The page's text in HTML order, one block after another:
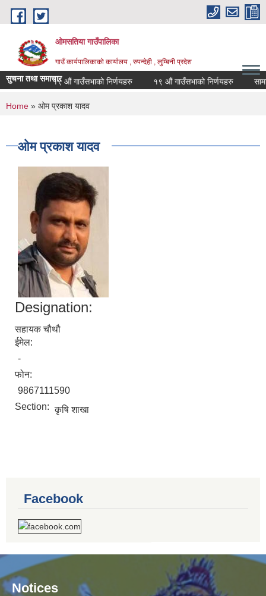
Skip to main content
ओमसतिया गाउँपालिका
गाउँ कार्यपालिकाको कार्यालय , रुपन्देही , लुम्बिनी प्रदेश
सुचना तथा समाचार
सूचना १९ औं गाउँसभाको निर्णयहरु १९ औं गाउँसभाको निर्णयहरु
You are here
Home » ओम प्रकाश यादव
ओम प्रकाश यादव
Designation:
सहायक चौथौ
ईमेल:
-
फोन:
9867111590
Section: कृषि शाखा
Facebook
Notices